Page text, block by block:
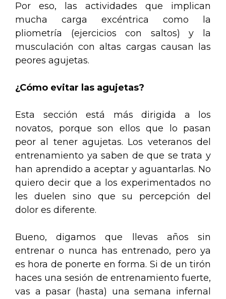
Por eso, las actividades que implican
mucha carga excéntrica como la
pliometría (ejercicios con saltos) y la
musculación con altas cargas causan las
peores agujetas.
¿Cómo evitar las agujetas?
Esta sección está más dirigida a los
novatos, porque son ellos que lo pasan
peor al tener agujetas. Los veteranos del
entrenamiento ya saben de que se trata y
han aprendido a aceptar y aguantarlas. No
quiero decir que a los experimentados no
les duelen sino que su percepción del
dolor es diferente.
Bueno, digamos que llevas años sin
entrenar o nunca has entrenado, pero ya
es hora de ponerte en forma. Si de un tirón
haces una sesión de entrenamiento fuerte,
vas a pasar (hasta) una semana infernal